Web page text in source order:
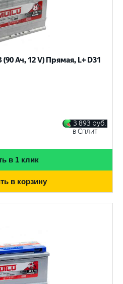
Ач, 12 V) Прямая, L+ D31
3 893 руб.
в Сплит
в 1 клик
в корзину